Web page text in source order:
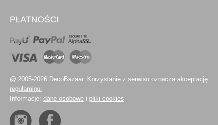
PŁATNOŚCI
@ 2005-2026 DecoBazaar. Korzystanie z serwisu oznacza akceptację
regulaminu.
Informacje: dane osobowe i pliki cookies